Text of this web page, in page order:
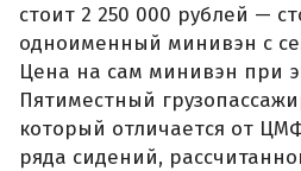
стоит 2 250 000 рублей —
одноименный минивэн с
Цена на сам минивэн при
Пятиместный
который отличается от
ряда сидений,